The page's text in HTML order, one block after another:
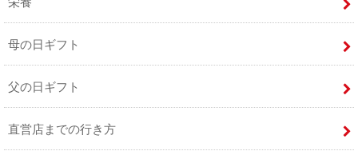
母の日ギフト
父の日ギフト
直営店までの行き方